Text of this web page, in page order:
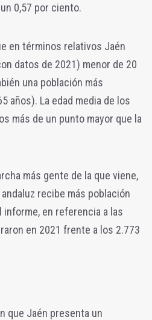
0,57 por ciento.
en términos relativos Jaén
datos de 2021) menor de 20
una población más
años). La edad media de los
más de un punto mayor que la
más gente de la que viene,
recibe más población
informe, en referencia a las
en 2021 frente a los 2.773
que Jaén presenta un